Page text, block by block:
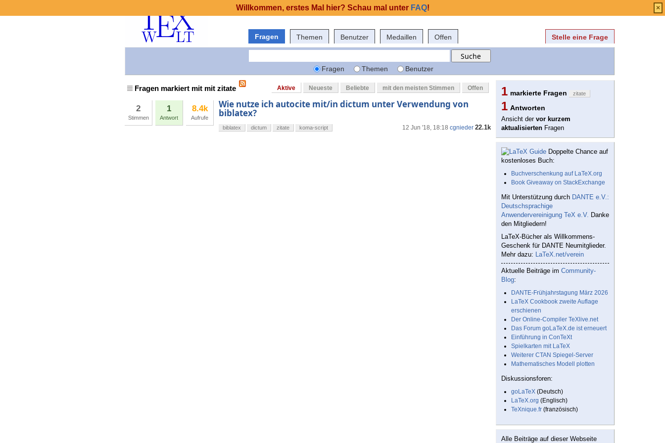
Fragen Themen Benutzer Medaillen Offen Stelle eine Frage
Fragen Themen Benutzer
Fragen markiert mit mit zitate Aktive Neueste Beliebte mit den meisten Stimmen Offen
2
Stimmen
1
Antwort
8.4k
Aufrufe
Wie nutze ich autocite mit/in dictum unter Verwendung von
biblatex?
12 Jun '18, 18:18 cgnieder 22.1k
biblatex dictum zitate koma-script
1 markierte Fragen zitate
1 Antworten
Ansicht der vor kurzem
aktualisierten Fragen
Doppelte Chance auf
kostenloses Buch:
Buchverschenkung auf LaTeX.org
Book Giveaway on StackExchange
Mit Unterstützung durch DANTE e.V.:
Deutschsprachige
Anwendervereinigung TeX e.V. Danke
den Mitgliedern!
LaTeX-Bücher als Willkommens-
Geschenk für DANTE Neumitglieder.
Mehr dazu: LaTeX.net/verein
Aktuelle Beiträge im Community-
Blog:
DANTE-Frühjahrstagung März 2026
LaTeX Cookbook zweite Auflage
erschienen
Der Online-Compiler TeXlive.net
Das Forum goLaTeX.de ist erneuert
Einführung in ConTeXt
Spielkarten mit LaTeX
Weiterer CTAN Spiegel-Server
Mathematisches Modell plotten
Diskussionsforen:
goLaTeX (Deutsch)
LaTeX.org (Englisch)
TeXnique.fr (französisch)
Alle Beiträge auf dieser Webseite
Willkommen, erstes Mal hier? Schau mal unter FAQ! ×